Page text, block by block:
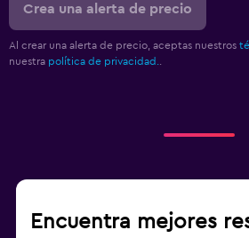
Crea una alerta de precio
Al crear una alerta de precio, aceptas nuestros
nuestra política de privacidad.
Encuentra mejores